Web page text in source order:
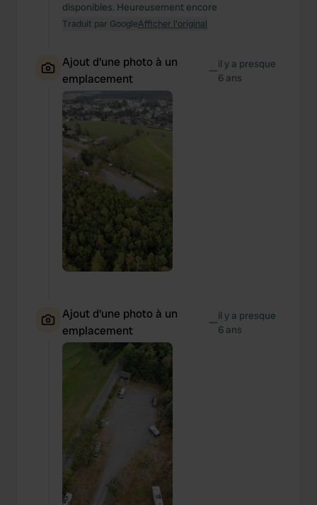
disponibles. Heureusement encore
Traduit par GoogleAfficher l'original
Ajout d'une photo à un
emplacement
—il y a presque
6 ans
Ajout d'une photo à un
emplacement
—il y a presque
6 ans